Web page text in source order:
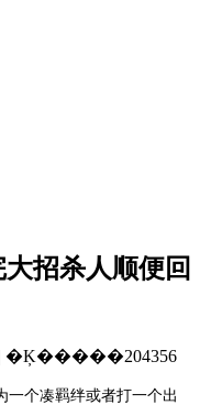
招杀人顺便回
�Ķ�����204356
一个凑羁绊或者打一个出